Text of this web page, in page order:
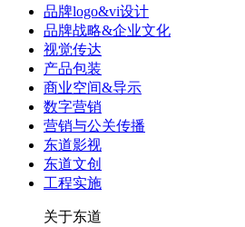
品牌logo&vi设计
品牌战略&企业文化
视觉传达
产品包装
商业空间&导示
数字营销
营销与公关传播
东道影视
东道文创
工程实施
关于东道